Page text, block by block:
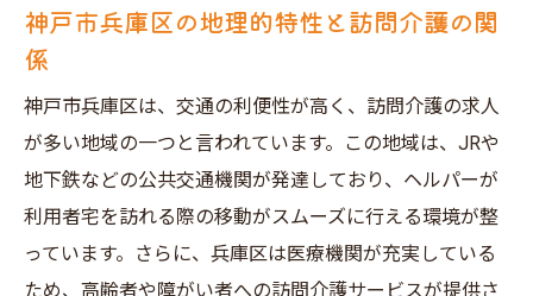
ーズを深掘りする
夜勤求人の増加に見る地域ニーズの変化
神戸市兵庫区における夜勤訪問介護の現状
夜勤求人の探し方とその魅力を最大限に活
用する方法
夜勤専従が求められる背景とその理由
神戸市兵庫区の地理的特性と訪問介護の関
係
神戸市兵庫区は、交通の利便性が高く、訪問介護の求人
が多い地域の一つと言われています。この地域は、JRや
地下鉄などの公共交通機関が発達しており、ヘルパーが
利用者宅を訪れる際の移動がスムーズに行える環境が整
っています。さらに、兵庫区は医療機関が充実している
ため、高齢者や障がい者への訪問介護サービスが提供さ